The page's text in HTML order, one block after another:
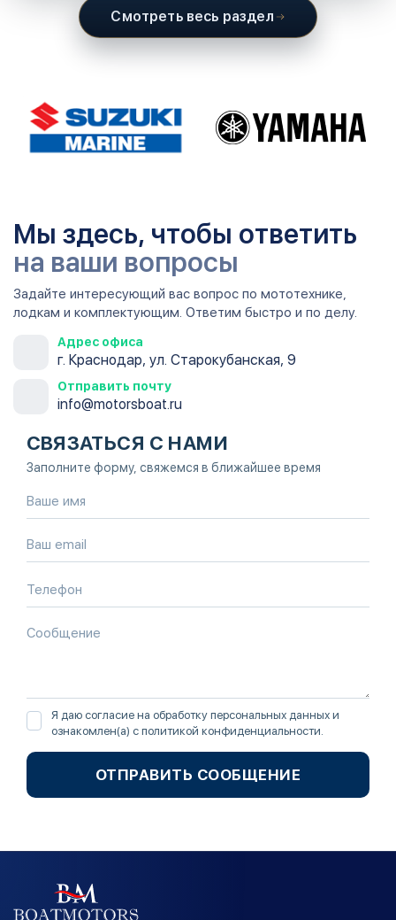
Смотреть весь раздел
Мы здесь, чтобы ответить
на ваши вопросы
Задайте интересующий вас вопрос по мототехнике,
лодкам и комплектующим. Ответим быстро и по делу.
Адрес офиса
г. Краснодар, ул. Старокубанская, 9
Отправить почту
info@motorsboat.ru
СВЯЗАТЬСЯ С НАМИ
Заполните форму, свяжемся в ближайшее время
Я даю согласие на обработку персональных данных и
ознакомлен(а) с политикой конфиденциальности
ОТПРАВИТЬ СООБЩЕНИЕ